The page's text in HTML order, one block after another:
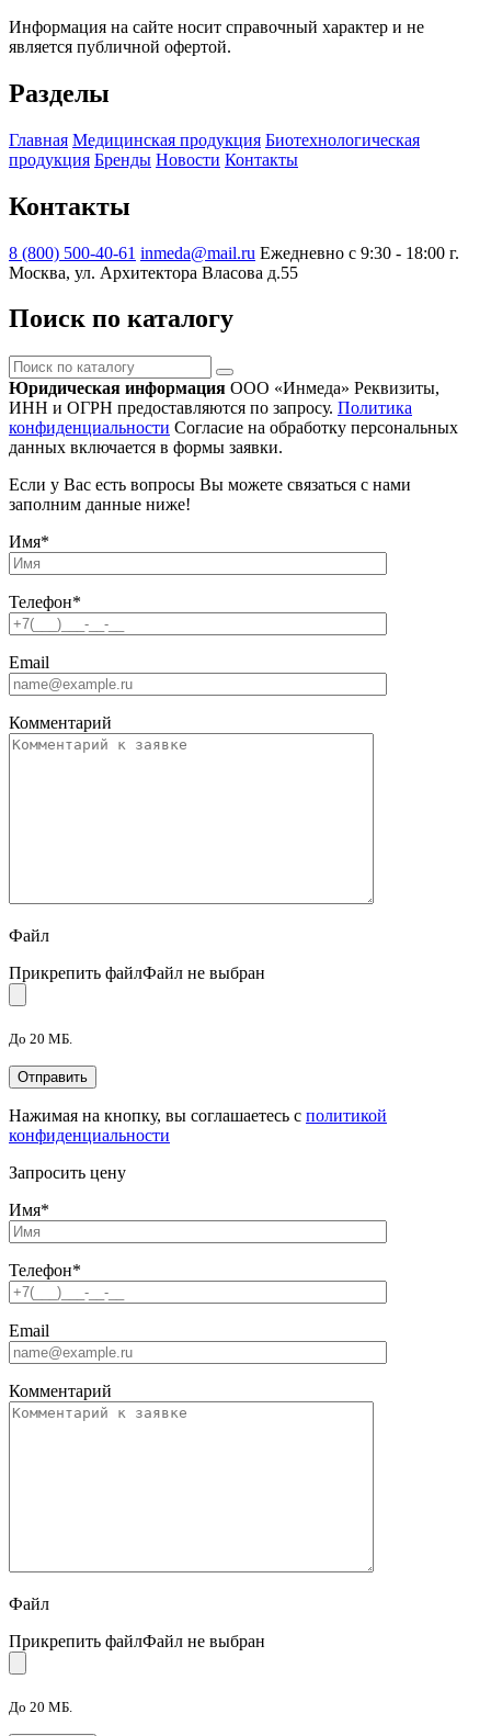
Информация на сайте носит справочный характер и не
является публичной офертой.
Разделы
Главная Медицинская продукция Биотехнологическая
продукция Бренды Новости Контакты
Контакты
8 (800) 500-40-61 inmeda@mail.ru Ежедневно с 9:30 - 18:00 г.
Москва, ул. Архитектора Власова д.55
Поиск по каталогу
Поиск
по
каталогу
Юридическая информация ООО «Инмеда» Реквизиты,
ИНН и ОГРН предоставляются по запросу. Политика
конфиденциальности Согласие на обработку персональных
данных включается в формы заявки.
Если у Вас есть вопросы Вы можете связаться с нами
заполним данные ниже!
Имя*
Телефон*
Email
Комментарий
Файл
Прикрепить файлФайл не выбран
До 20 МБ.
Нажимая на кнопку, вы соглашаетесь с политикой
конфиденциальности
Запросить цену
Имя*
Телефон*
Email
Комментарий
Файл
Прикрепить файлФайл не выбран
До 20 МБ.